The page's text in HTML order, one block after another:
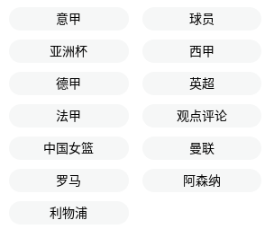
意甲 球员
亚洲杯 西甲
德甲 英超
法甲 观点评论
中国女篮 曼联
罗马 阿森纳
利物浦